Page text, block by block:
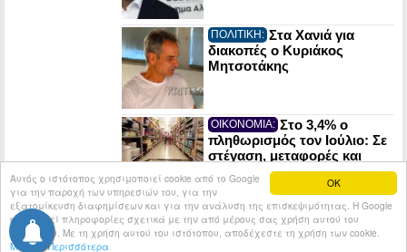
OK
Αυτός ο ιστότοπος χρησιμοποιεί cookie από το Google
για την παροχή των υπηρεσιών του, για την
εξατομίκευση διαφημίσεων και για την ανάλυση της επισκεψιμότητας. Η Google
κοινοποιεί πληροφορίες σχετικά με την από μέρους σας χρήση αυτού του
ιστότοπου. Με τη χρήση αυτού του ιστότοπου, αποδέχεστε τη χρήση των cookie.
Μάθετε Περισσότερα
ΠΟΛΙΤΙΚΗ: Στα Χανιά για
διακοπές ο Κυριάκος
Μητσοτάκης
ΟΙΚΟΝΟΜΙΑ: Στο 3,4% ο
πληθωρισμός τον Ιούλιο: Σε
στέγαση, μεταφορές και
εστίαση οι μεγαλύτερες
αυξήσεις
© 2026 Tribune.gr All rights reserved.
Entries RSS
Κατασκευή Ιστοσελίδων tcp.gr Project - V2